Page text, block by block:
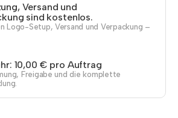
Versand und
sind kostenlos.
Logo-Setup, Versand und Verpackung –
10,00 € pro Auftrag
Freigabe und die komplette